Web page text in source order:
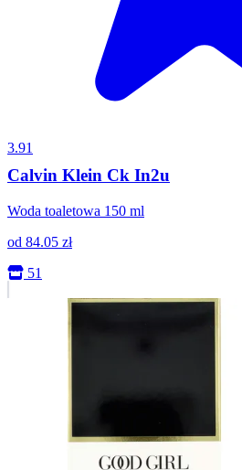
3.91
Calvin Klein Ck In2u
Woda toaletowa 150 ml
od 84.05 zł
51